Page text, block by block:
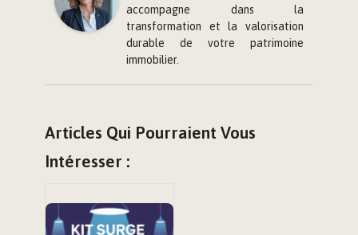
accompagne dans la
transformation et la valorisation
durable de votre patrimoine
immobilier.
Articles Qui Pourraient Vous
Intéresser :